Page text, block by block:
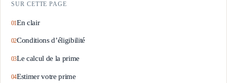
SUR CETTE PAGE
En clair
Conditions d’éligibilité
Le calcul de la prime
Estimer votre prime